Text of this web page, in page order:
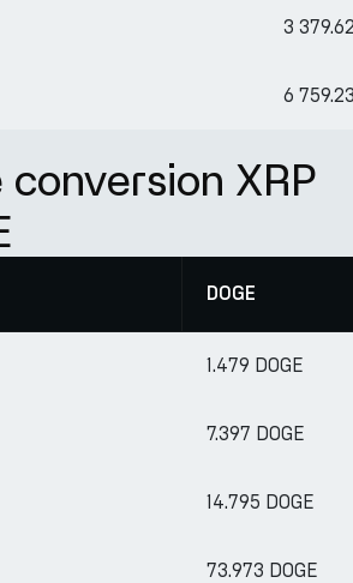
3
6
XRP
DOGE
1.479 DOGE
7.397 DOGE
14.795 DOGE
73.973 DOGE